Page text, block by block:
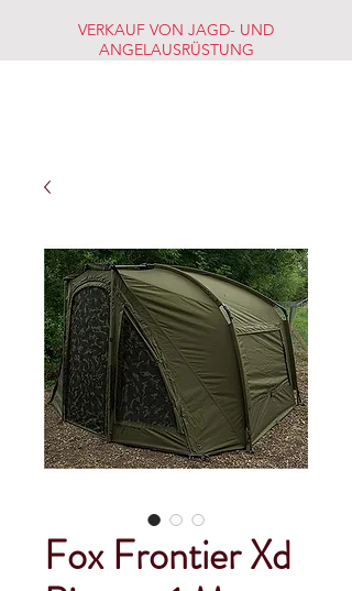
VERKAUF VON JAGD- UND
ANGELAUSRÜSTUNG
Fox Frontier Xd